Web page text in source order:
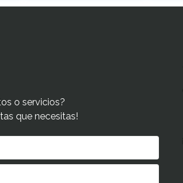
o servicios?
que necesitas!